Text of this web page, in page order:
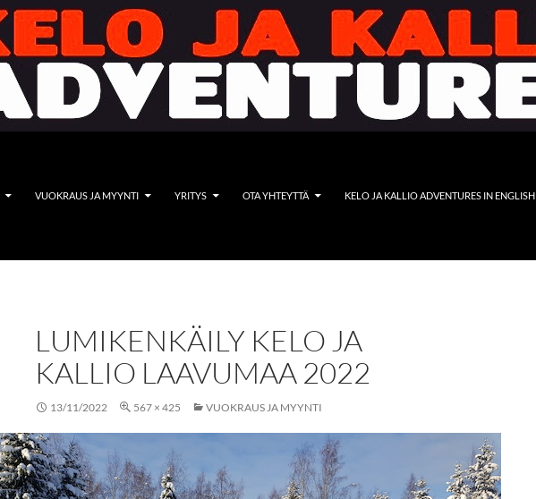
VUOKRAUS JA MYYNTI YRITYS OTA YHTEYTTÄ KELO JA KALLIO ADVENTURES IN ENGLISH
LUMIKENKÄILY KELO JA
KALLIO LAAVUMAA 2022
13/11/2022 567 × 425 VUOKRAUS JA MYYNTI